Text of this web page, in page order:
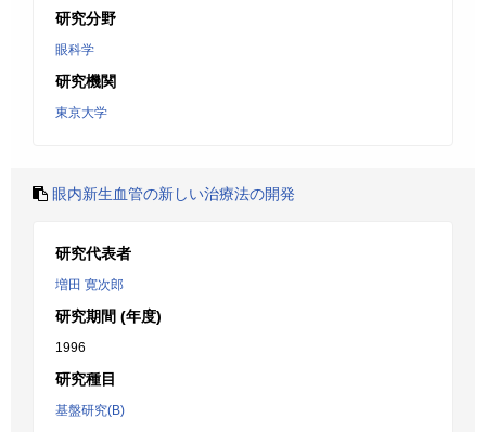
研究分野
眼科学
研究機関
東京大学
眼内新生血管の新しい治療法の開発
研究代表者
増田 寛次郎
研究期間 (年度)
1996
研究種目
基盤研究(B)